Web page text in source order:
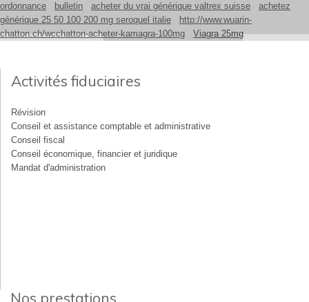
ordonnance
bulletin acheter du vrai générique valtrex suisse
achetez
générique 25 50 100 200 mg seroquel italie
http://www.wuarin-
chatton.ch/wcchatton-acheter-kamagra-100mg
Viagra 25mg
Activités fiduciaires
Révision
Conseil et assistance comptable et administrative
Conseil fiscal
Conseil économique, financier et juridique
Mandat d'administration
Nos prestations